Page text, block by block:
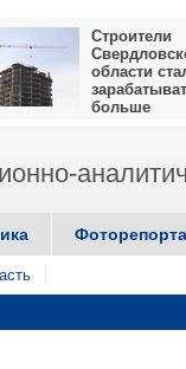
Строители
области
больше